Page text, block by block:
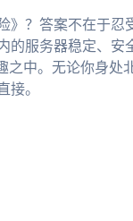
》？答案不在于忍
的服务器稳定、安
之中。无论你身处
接。